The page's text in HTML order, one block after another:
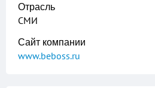
Отрасль
СМИ
Сайт компании
www.beboss.ru